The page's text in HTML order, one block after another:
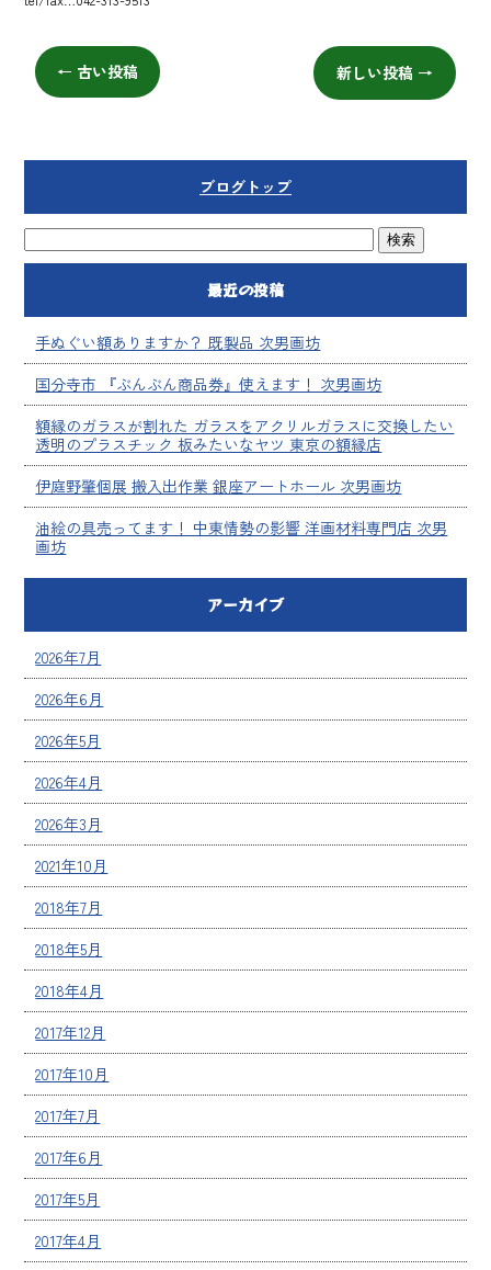
← 古い投稿 新しい投稿 →
ブログトップ
最近の投稿
手ぬぐい額ありますか？ 既製品 次男画坊
国分寺市 『ぶんぶん商品券』使えます！ 次男画坊
額縁のガラスが割れた ガラスをアクリルガラスに交換したい
透明のプラスチック 板みたいなヤツ 東京の額縁店
伊庭野肇個展 搬入出作業 銀座アートホール 次男画坊
油絵の具売ってます！ 中東情勢の影響 洋画材料専門店 次男
画坊
アーカイブ
2026年7月
2026年6月
2026年5月
2026年4月
2026年3月
2021年10月
2018年7月
2018年5月
2018年4月
2017年12月
2017年10月
2017年7月
2017年6月
2017年5月
2017年4月